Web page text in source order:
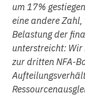
um 17%
eine andere
Belastung der
unterstreicht: Wir
zur dritten NFA-